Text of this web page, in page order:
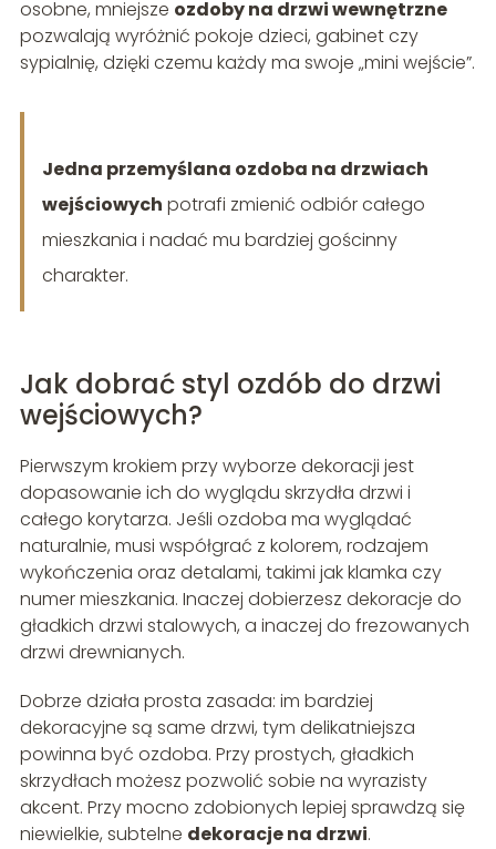
osobne, mniejsze ozdoby na drzwi wewnętrzne
pozwalają wyróżnić pokoje dzieci, gabinet czy
sypialnię, dzięki czemu każdy ma swoje „mini wejście”.
Jedna przemyślana ozdoba na drzwiach
wejściowych potrafi zmienić odbiór całego
mieszkania i nadać mu bardziej gościnny
charakter.
Jak dobrać styl ozdób do drzwi
wejściowych?
Pierwszym krokiem przy wyborze dekoracji jest
dopasowanie ich do wyglądu skrzydła drzwi i
całego korytarza. Jeśli ozdoba ma wyglądać
naturalnie, musi współgrać z kolorem, rodzajem
wykończenia oraz detalami, takimi jak klamka czy
numer mieszkania. Inaczej dobierzesz dekoracje do
gładkich drzwi stalowych, a inaczej do frezowanych
drzwi drewnianych.
Dobrze działa prosta zasada: im bardziej
dekoracyjne są same drzwi, tym delikatniejsza
powinna być ozdoba. Przy prostych, gładkich
skrzydłach możesz pozwolić sobie na wyrazisty
akcent. Przy mocno zdobionych lepiej sprawdzą się
niewielkie, subtelne dekoracje na drzwi.